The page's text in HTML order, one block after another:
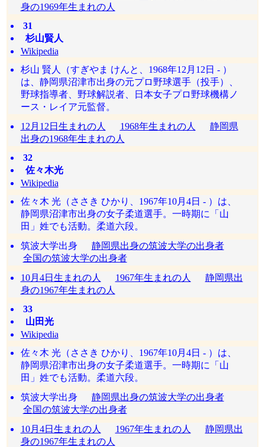
身の1969年生まれの人
31
杉山賢人
Wikipedia
杉山 賢人（すぎやま けんと、1968年12月12日 - ）
は、静岡県沼津市出身の元プロ野球選手（投手）、
野球指導者、野球解説者、日本女子プロ野球機構ノ
ース・レイア元監督。
12月12日生まれの人
1968年生まれの人
静岡県
出身の1968年生まれの人
32
佐々木光
Wikipedia
佐々木 光（ささき ひかり、1967年10月4日 - ）は、
静岡県沼津市出身の女子柔道選手。一時期に「山
田」姓でも活動。柔道六段。
筑波大学出身 静岡県出身の筑波大学の出身者
全国の筑波大学の出身者
10月4日生まれの人
1967年生まれの人
静岡県出
身の1967年生まれの人
33
山田光
Wikipedia
佐々木 光（ささき ひかり、1967年10月4日 - ）は、
静岡県沼津市出身の女子柔道選手。一時期に「山
田」姓でも活動。柔道六段。
筑波大学出身 静岡県出身の筑波大学の出身者
全国の筑波大学の出身者
10月4日生まれの人
1967年生まれの人
静岡県出
身の1967年生まれの人